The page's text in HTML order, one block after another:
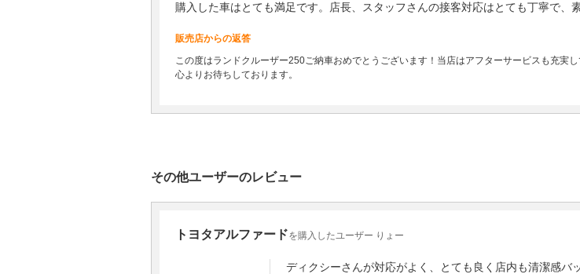
購入した車はとても満足です。店長、スタッフさんの接客対応はとても丁寧で、
販売店からの返答
この度はランドクルーザー250ご納車おめでとうございます！当店はアフターサービスも充実
心よりお待ちしております。
その他ユーザーのレビュー
トヨタアルファードを購入したユーザー りょー
ディクシーさんが対応がよく、とても良く店内も清潔感バ